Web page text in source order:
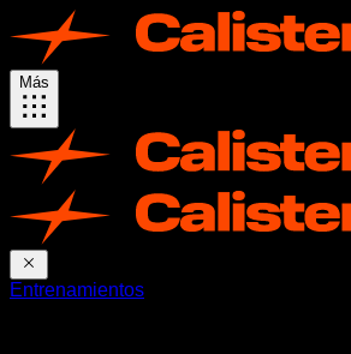
Más
Entrenamientos